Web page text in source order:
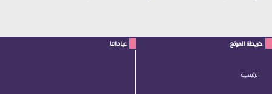
خريطة الموقع
الرئيسية
عياداتنا